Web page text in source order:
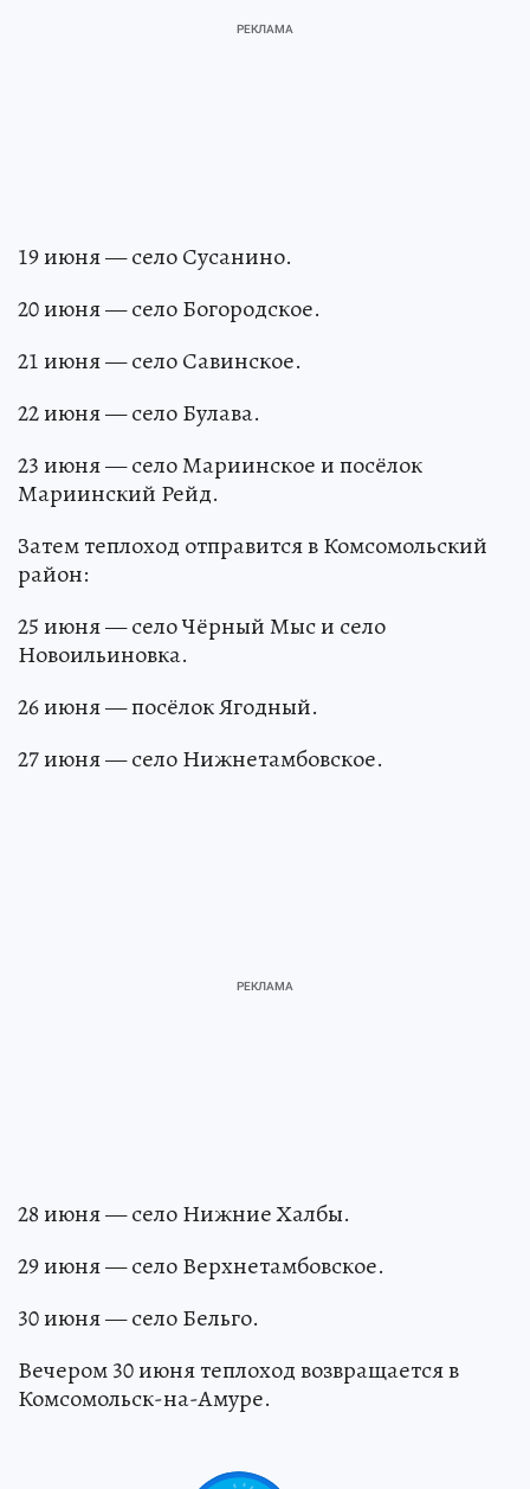
19 июня — село Сусанино.
20 июня — село Богородское.
21 июня — село Савинское.
22 июня — село Булава.
23 июня — село Мариинское и посёлок
Мариинский Рейд.
Затем теплоход отправится в Комсомольский
район:
25 июня — село Чёрный Мыс и село
Новоильиновка.
26 июня — посёлок Ягодный.
27 июня — село Нижнетамбовское.
28 июня — село Нижние Халбы.
29 июня — село Верхнетамбовское.
30 июня — село Бельго.
Вечером 30 июня теплоход возвращается в
Комсомольск-на-Амуре.